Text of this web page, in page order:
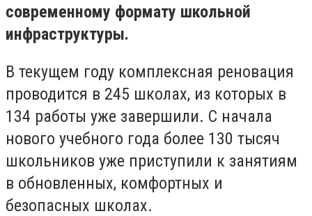
современному формату школьной
инфраструктуры.
В текущем году комплексная реновация
проводится в 245 школах, из которых в
134 работы уже завершили. С начала
нового учебного года более 130 тысяч
школьников уже приступили к занятиям
в обновленных, комфортных и
безопасных школах.